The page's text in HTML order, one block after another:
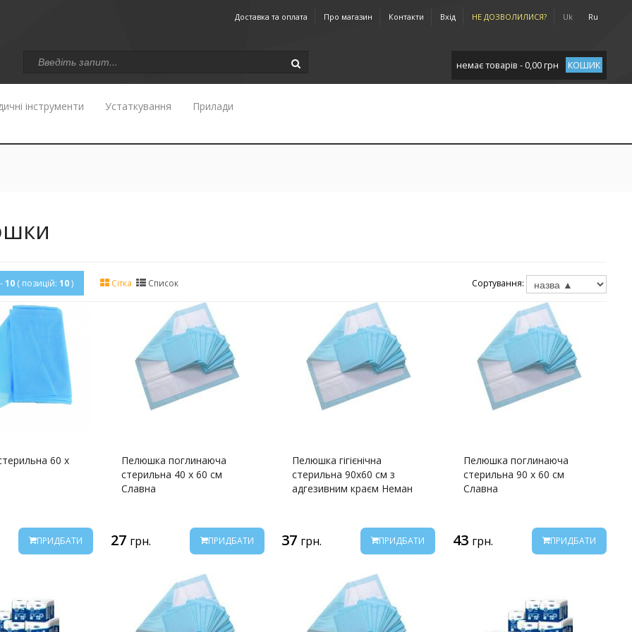
Доставка та оплата Про магазин Контакти Вхід НЕ ДОЗВОЛИЛИСЯ? Uk Ru
немає товарів - 0,00 грн КОШИК
інструменти Устаткування Прилади
10 ( позицій:10) Сітка Список Сортування:
60 х
ПРИДБАТИ
Пелюшка поглинаюча
стерильна 40 х 60 см
Славна
27 грн. ПРИДБАТИ
Пелюшка гігієнічна
стерильна 90х60 см з
адгезивним краєм Неман
37 грн. ПРИДБАТИ
Пелюшка поглинаюча
стерильна 90 х 60 см
Славна
43 грн. ПРИДБАТИ